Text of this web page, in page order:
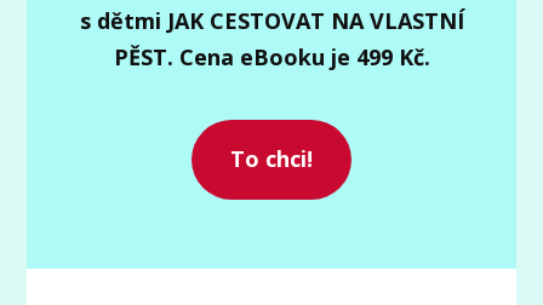
s dětmi JAK CESTOVAT NA VLASTNÍ
PĚST. Cena eBooku je 499 Kč.
To chci!